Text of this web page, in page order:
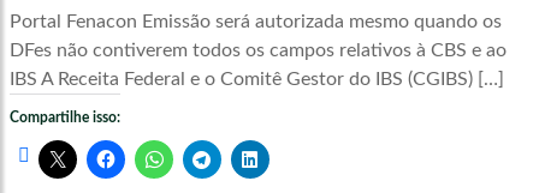
Portal Fenacon Emissão será autorizada mesmo quando os
DFes não contiverem todos os campos relativos à CBS e ao
IBS A Receita Federal e o Comitê Gestor do IBS (CGIBS) […]
Compartilhe isso: